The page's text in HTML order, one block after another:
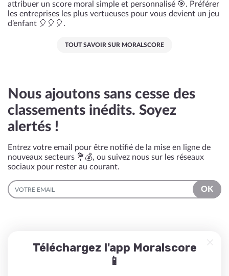
attribuer un score moral simple et personnalisé 🎯. Préférer
les entreprises les plus vertueuses pour vous devient un jeu
d’enfant 🎈🎈🎈.
TOUT SAVOIR SUR MORALSCORE
Nous ajoutons sans cesse des
classements inédits. Soyez
alertés !
Entrez votre email pour être notifié de la mise en ligne de
nouveaux secteurs 💐💰, ou suivez nous sur les réseaux
sociaux pour rester au courant.
EMAIL
OK
Téléchargez l'app Moralscore
📱